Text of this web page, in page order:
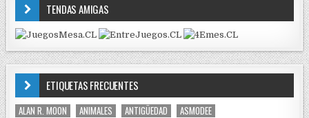
TENDAS AMIGAS
ETIQUETAS FRECUENTES
ALAN R. MOON ANIMALES ANTIGÜEDAD
ASMODEE